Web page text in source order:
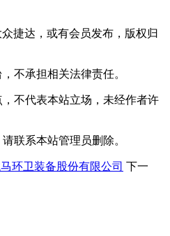
捷达，或有会员发布，版权归
不承担相关法律责任。
不代表本站立场，未经作者许
联系本站管理员删除。
环卫装备股份有限公司 下一